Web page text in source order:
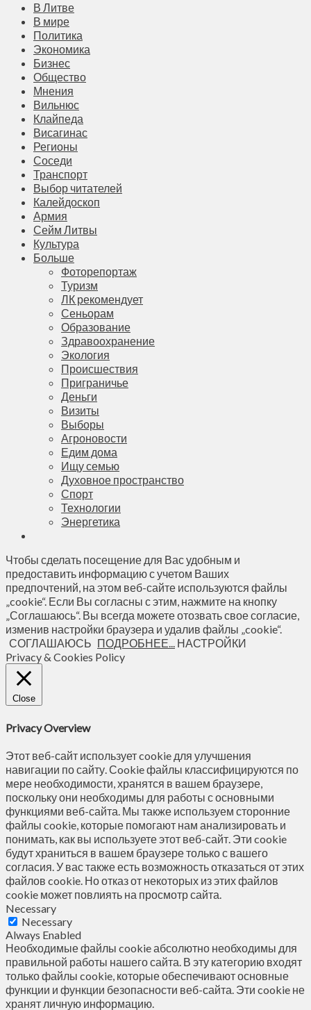
В Литве
В мире
Политика
Экономика
Бизнес
Общество
Мнения
Вильнюс
Клайпеда
Висагинас
Регионы
Соседи
Транспорт
Выбор читателей
Калейдоскоп
Армия
Сейм Литвы
Культура
Больше
Фоторепортаж
Туризм
ЛК рекомендует
Сеньорам
Образование
Здравоохранение
Экология
Происшествия
Приграничье
Деньги
Визиты
Выборы
Агроновости
Едим дома
Ищу семью
Духовное пространство
Спорт
Технологии
Энергетика
Чтобы сделать посещение для Вас удобным и
предоставить информацию с учетом Ваших
предпочтений, на этом веб-сайте используются файлы
„cookie“. Если Вы согласны с этим, нажмите на кнопку
„Соглашаюсь“. Вы всегда можете отозвать свое согласие,
изменив настройки браузера и удалив файлы „cookie“.
СОГЛАШАЮСЬ ПОДРОБНЕЕ... НАСТРОЙКИ
Privacy & Cookies Policy
Close
Privacy Overview
Этот веб-сайт использует cookie для улучшения
навигации по сайту. Сookie файлы классифицируются по
мере необходимости, хранятся в вашем браузере,
поскольку они необходимы для работы с основными
функциями веб-сайта. Мы также используем сторонние
файлы cookie, которые помогают нам анализировать и
понимать, как вы используете этот веб-сайт. Эти cookie
будут храниться в вашем браузере только с вашего
согласия. У вас также есть возможность отказаться от этих
файлов cookie. Но отказ от некоторых из этих файлов
cookie может повлиять на просмотр сайта.
Necessary
Necessary
Always Enabled
Необходимые файлы cookie абсолютно необходимы для
правильной работы нашего сайта. В эту категорию входят
только файлы cookie, которые обеспечивают основные
функции и функции безопасности веб-сайта. Эти cookie не
хранят личную информацию.